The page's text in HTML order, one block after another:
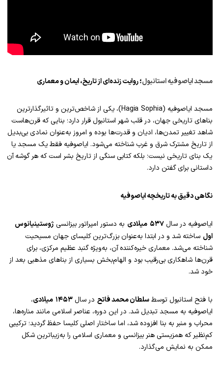
مسجد ایاصوفیه استانبول؛ روایت زنده‌ای از تاریخ، ایمان و معماری
مسجد ایاصوفیه (Hagia Sophia)، یکی از شاخص‌ترین و تاثیرگذارترین
بناهای تاریخی جهان، در قلب شهر استانبول قرار دارد؛ بنایی که قرن‌هاست
شاهد تغییر تمدن‌ها، ادیان و قدرت‌ها بوده و امروز به‌عنوان نمادی بی‌بدیل
از تاریخ مشترک شرق و غرب شناخته می‌شود. ایاصوفیه فقط یک مسجد یا
یک بنای تاریخی نیست؛ بلکه کتابی سنگی از تاریخ بشر است که هر گوشه آن
داستانی برای گفتن دارد.
نگاهی دقیق به تاریخچه ایاصوفیه
ایاصوفیه در سال ۵۳۷ میلادی به دستور امپراتور بیزانسی ژوستینیانوس
اول ساخته شد و در ابتدا به‌عنوان بزرگ‌ترین کلیسای جهان مسیحیت
شناخته می‌شد. معماری خیره‌کننده آن، به‌ویژه گنبد عظیم مرکزی، برای
قرن‌ها شاهکاری بی‌رقیب بود و الهام‌بخش بسیاری از بناهای مذهبی بعد از
خود شد.
با فتح استانبول توسطسلطان محمد فاتح در سال ۱۴۵۳ میلادی،
ایاصوفیه به مسجد تبدیل شد. در این دوره، عناصر اسلامی مانند مناره‌ها،
محراب و منبر به بنا افزوده شد، اما ساختار اصلی کلیسا حفظ گردید؛ ترکیبی
کم‌نظیر که همزیستی هنر بیزانسی و معماری اسلامی را به‌زیباترین شکل
ممکن به نمایش می‌گذارد.